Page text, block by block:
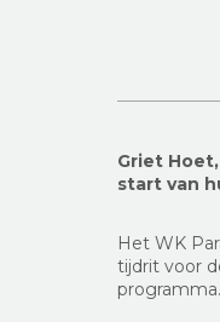
Griet
start van
Het WK
tijdrit voor
programma.